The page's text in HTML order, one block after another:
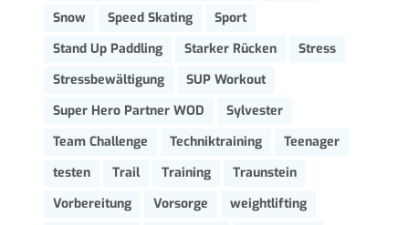
Snow
Speed Skating
Sport
Stand Up Paddling
Starker Rücken
Stress
Stressbewältigung
SUP Workout
Super Hero Partner WOD
Sylvester
Team Challenge
Techniktraining
Teenager
testen
Trail Training
Traunstein
Vorbereitung
Vorsorge
weightlifting